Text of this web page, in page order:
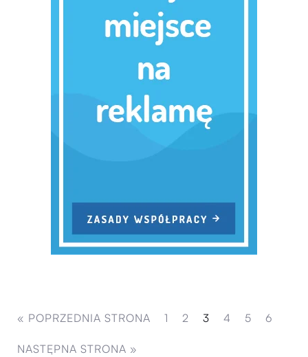
« POPRZEDNIA STRONA 1 2 3 4 5 6
NASTĘPNA STRONA »